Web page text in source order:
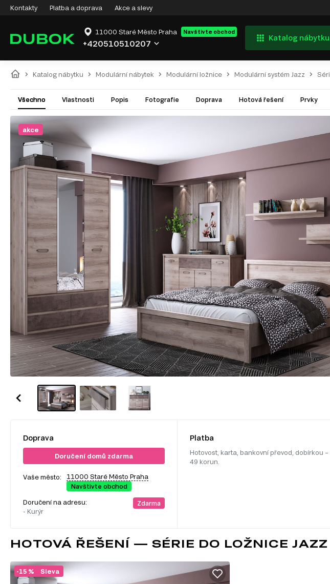
Kontakty Platba a doprava Akce a slevy
11000 Staré Město Praha Navštivte obchod
+420510510207
Katalog nábytku
Katalog nábytku Modulární nábytek Modulární ložnice Modulární systém Jazz
Všechno Vlastnosti Popis Fotografie Doprava Hotová řešení Prvky
akce
Doprava
Doručení domů zdarma
Vaše město:
11000 Staré Město Praha
Navštivte obchod
Doručení na adresu:
- Kurýr
Zdarma
Platba
Hotovost, karta, bankovní převod, dobírkou –
49 korun.
HOTOVÁ ŘEŠENÍ — SÉRIE DO LOŽNICE JAZZ
Sleva
-15 %